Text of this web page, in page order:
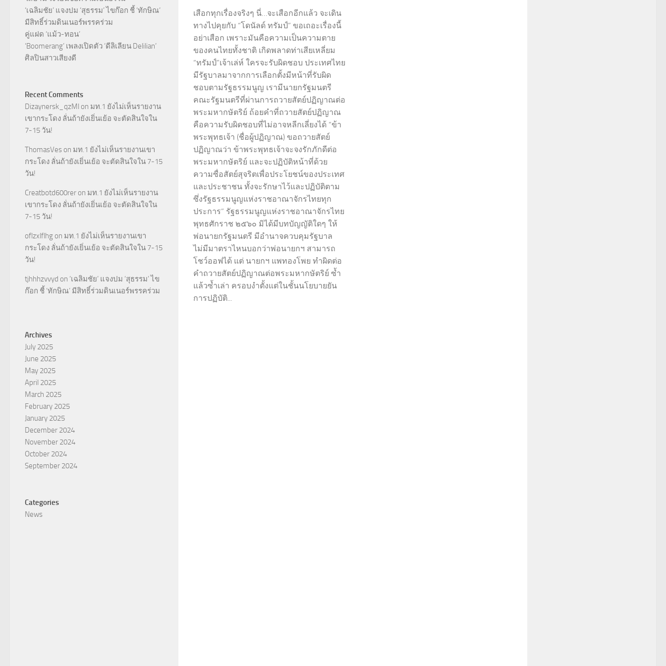
เสือกทุกเรื่องจริงๆ นี่…จะเสือกอีกแล้ว จะเดิน
ทางไปคุยกับ “โดนัลด์ ทรัมป์” ขอเถอะเรื่องนี้
อย่าเสือก เพราะมันคือความเป็นความตาย
ของคนไทยทั้งชาติ เกิดพลาดท่าเสียเหลี่ยม
“ทรัมป์”เจ้าเล่ห์ ใครจะรับผิดชอบ ประเทศไทย
มีรัฐบาลมาจากการเลือกตั้งมีหน้าที่รับผิด
ชอบตามรัฐธรรมนูญ เรามีนายกรัฐมนตรี
คณะรัฐมนตรีที่ผ่านการถวายสัตย์ปฏิญาณต่อ
พระมหากษัตริย์ ถ้อยคำที่ถวายสัตย์ปฏิญาณ
คือความรับผิดชอบที่ไม่อาจหลีกเลี่ยงได้ “ข้า
พระพุทธเจ้า (ชื่อผู้ปฏิญาณ) ขอถวายสัตย์
ปฏิญาณว่า ข้าพระพุทธเจ้าจะจงรักภักดีต่อ
พระมหากษัตริย์ และจะปฏิบัติหน้าที่ด้วย
ความซื่อสัตย์สุจริตเพื่อประโยชน์ของประเทศ
และประชาชน ทั้งจะรักษาไว้และปฏิบัติตาม
ซึ่งรัฐธรรมนูญแห่งราชอาณาจักรไทยทุก
ประการ” รัฐธรรมนูญแห่งราชอาณาจักรไทย
พุทธศักราช ๒๕๖๐ มิได้มีบทบัญญัติใดๆ ให้
พ่อนายกรัฐมนตรี มีอำนาจควบคุมรัฐบาล
ไม่มีมาตราไหนบอกว่าพ่อนายกฯ สามารถ
โชว์ออฟได้ แต่ นายกฯ แพทองโพย ทำผิดต่อ
คำถวายสัตย์ปฏิญาณต่อพระมหากษัตริย์ ซ้ำ
แล้วซ้ำเล่า ครอบงำตั้งแต่ในชั้นนโยบายยัน
การปฏิบัติ...
‘เฉลิมชัย’ แจงปม ‘สุธรรม’ ไขก๊อก ชี้ ‘ทักษิณ’
มีสิทธิ์ร่วมดินเนอร์พรรคร่วม
คู่แฝด ‘แม้ว-ทอน’
‘Boomerang’ เพลงเปิดตัว ‘ดีลิเลียน Delilian’
ศิลปินสาวเสียงดี
Recent Comments
Dizaynersk_qzMl on มท.1 ยังไม่เห็นรายงาน
เขากระโดง ลั่นถ้ายังเยิ่นเย้อ จะตัดสินใจใน
7-15 วัน!
ThomasVes on มท.1 ยังไม่เห็นรายงานเขา
กระโดง ลั่นถ้ายังเยิ่นเย้อ จะตัดสินใจใน 7-15
วัน!
Creatbotd600rer on มท.1 ยังไม่เห็นรายงาน
เขากระโดง ลั่นถ้ายังเยิ่นเย้อ จะตัดสินใจใน
7-15 วัน!
oflzxlflhg on มท.1 ยังไม่เห็นรายงานเขา
กระโดง ลั่นถ้ายังเยิ่นเย้อ จะตัดสินใจใน 7-15
วัน!
tjhhhzvvyd on ‘เฉลิมชัย’ แจงปม ‘สุธรรม’ ไข
ก๊อก ชี้ ‘ทักษิณ’ มีสิทธิ์ร่วมดินเนอร์พรรคร่วม
Archives
July 2025
June 2025
May 2025
April 2025
March 2025
February 2025
January 2025
December 2024
November 2024
October 2024
September 2024
Categories
News